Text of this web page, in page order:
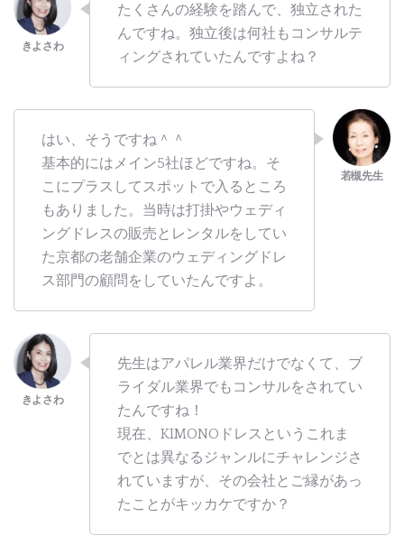
たくさんの経験を踏んで、独立された
んですね。独立後は何社もコンサルテ
ィングされていたんですよね？
はい、そうですね＾＾
基本的にはメイン5社ほどですね。そ
こにプラスしてスポットで入るところ
もありました。当時は打掛やウェディ
ングドレスの販売とレンタルをしてい
た京都の老舗企業のウェディングドレ
ス部門の顧問をしていたんですよ。
先生はアパレル業界だけでなくて、ブ
ライダル業界でもコンサルをされてい
たんですね！
現在、KIMONOドレスというこれま
でとは異なるジャンルにチャレンジさ
れていますが、その会社とご縁があっ
たことがキッカケですか？